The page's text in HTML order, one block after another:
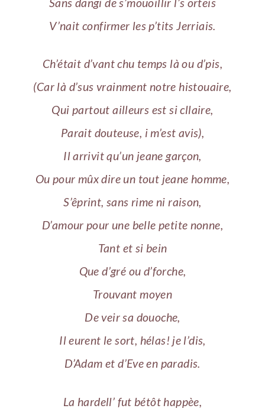
V’nait confirmer les p’tits Jerriais.
Ch’était d’vant chu temps là ou d’pis,
(Car là d’sus vrainment notre histouaire,
Qui partout ailleurs est si cllaire,
Parait douteuse, i m’est avis),
Il arrivit qu’un jeane garçon,
Ou pour mûx dire un tout jeane homme,
S’êprint, sans rime ni raison,
D’amour pour une belle petite nonne,
Tant et si bein
Que d’gré ou d’forche,
Trouvant moyen
De veir sa douoche,
Il eurent le sort, hélas! je l’dis,
D’Adam et d’Eve en paradis.
La hardell’ fut bétôt happèe,